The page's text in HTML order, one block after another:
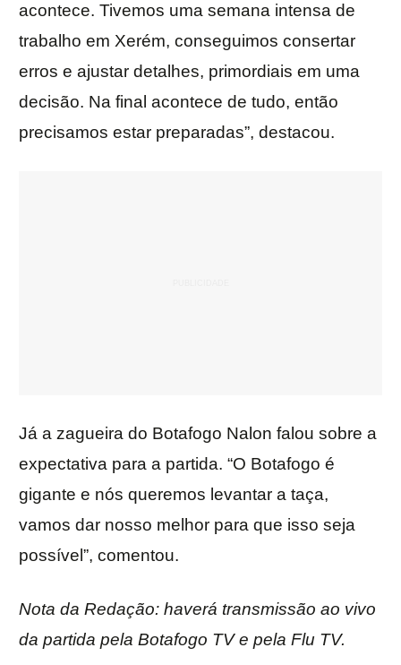
acontece. Tivemos uma semana intensa de
trabalho em Xerém, conseguimos consertar
erros e ajustar detalhes, primordiais em uma
decisão. Na final acontece de tudo, então
precisamos estar preparadas”, destacou.
Já a zagueira do Botafogo Nalon falou sobre a
expectativa para a partida. “O Botafogo é
gigante e nós queremos levantar a taça,
vamos dar nosso melhor para que isso seja
possível”, comentou.
Nota da Redação: haverá transmissão ao vivo
da partida pela Botafogo TV e pela Flu TV.